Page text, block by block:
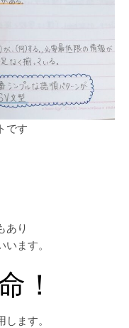
です
あり
ます。
！
ます。